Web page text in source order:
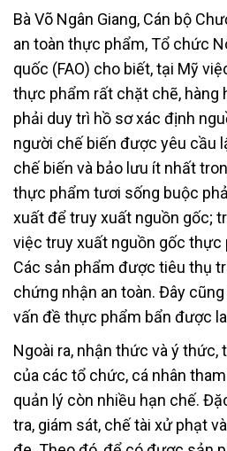
Bà Võ Ngân Giang, Cán bộ
an toàn thực phẩm, Tổ chức
quốc (FAO) cho biết, tại Mỹ
thực phẩm rất chặt chẽ, hàng
phải duy trì hồ sơ xác định
người chế biến được yêu cầu
chế biến và bảo lưu ít nhất
thực phẩm tươi sống buộc
xuất để truy xuất nguồn gốc;
việc truy xuất nguồn gốc thực
Các sản phẩm được tiêu thụ
chứng nhận an toàn. Đây
vấn đề thực phẩm bẩn được
Ngoài ra, nhận thức và ý thức,
của các tổ chức, cá nhân
quản lý còn nhiều hạn chế.
tra, giám sát, chế tài xử phạt